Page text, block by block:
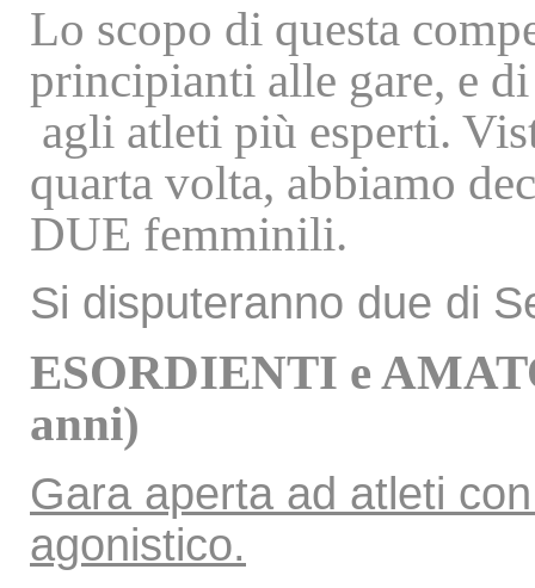
Lo scopo di questa
principianti alle gare, e
agli atleti più esperti.
quarta volta, abbiamo
DUE femminili.
Si disputeranno due di
ESORDIENTI e
anni)
Gara aperta ad atleti
agonistico.